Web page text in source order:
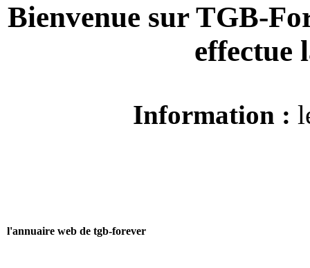
Bienvenue sur TGB-
Information :
l'annuaire web de tgb-forever